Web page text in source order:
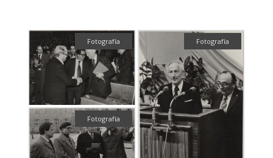
Fotografía Fotografía
Fotografía